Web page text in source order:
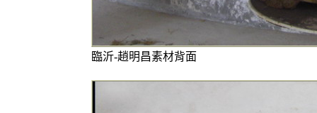
臨沂-趙明昌素材背面